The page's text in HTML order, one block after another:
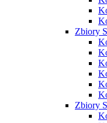
Zbiory
Zbiory